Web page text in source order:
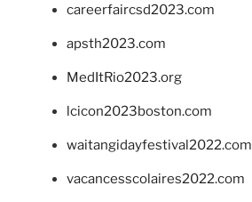
careerfaircsd2023.com
apsth2023.com
MedItRio2023.org
lcicon2023boston.com
waitangidayfestival2022.com
vacancesscolaires2022.com